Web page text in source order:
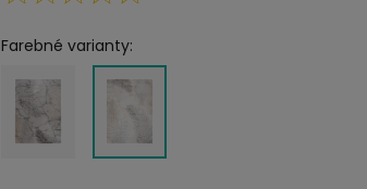
Farebné varianty: